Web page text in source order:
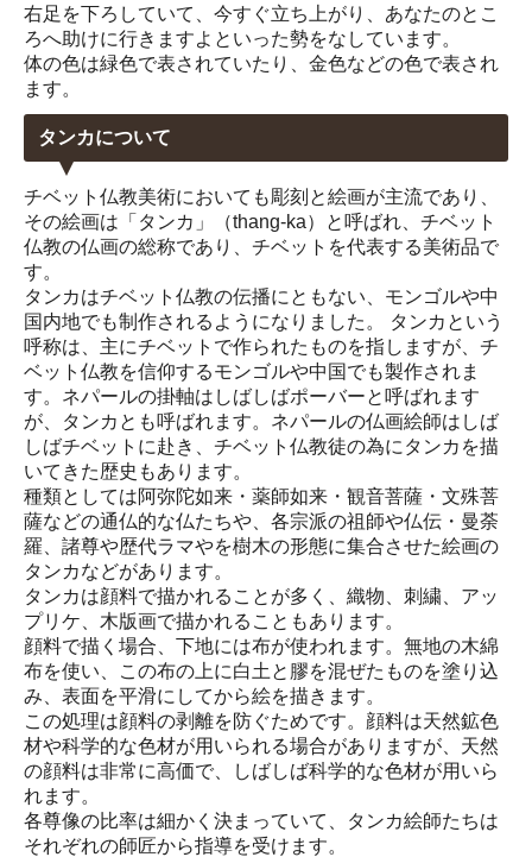
右足を下ろしていて、今すぐ立ち上がり、あなたのとこ
ろへ助けに行きますよといった勢をなしています。
体の色は緑色で表されていたり、金色などの色で表され
ます。
タンカについて
チベット仏教美術においても彫刻と絵画が主流であり、
その絵画は「タンカ」（thang-ka）と呼ばれ、チベット
仏教の仏画の総称であり、チベットを代表する美術品で
す。
タンカはチベット仏教の伝播にともない、モンゴルや中
国内地でも制作されるようになりました。 タンカという
呼称は、主にチベットで作られたものを指しますが、チ
ベット仏教を信仰するモンゴルや中国でも製作されま
す。ネパールの掛軸はしばしばポーバーと呼ばれます
が、タンカとも呼ばれます。ネパールの仏画絵師はしば
しばチベットに赴き、チベット仏教徒の為にタンカを描
いてきた歴史もあります。
種類としては阿弥陀如来・薬師如来・観音菩薩・文殊菩
薩などの通仏的な仏たちや、各宗派の祖師や仏伝・曼荼
羅、諸尊や歴代ラマやを樹木の形態に集合させた絵画の
タンカなどがあります。
タンカは顔料で描かれることが多く、織物、刺繍、アッ
プリケ、木版画で描かれることもあります。
顔料で描く場合、下地には布が使われます。無地の木綿
布を使い、この布の上に白土と膠を混ぜたものを塗り込
み、表面を平滑にしてから絵を描きます。
この処理は顔料の剥離を防ぐためです。顔料は天然鉱色
材や科学的な色材が用いられる場合がありますが、天然
の顔料は非常に高価で、しばしば科学的な色材が用いら
れます。
各尊像の比率は細かく決まっていて、タンカ絵師たちは
それぞれの師匠から指導を受けます。